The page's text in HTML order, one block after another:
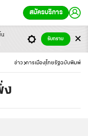
สมัครบริการ
ข่าว การเมือง ไทยรัฐฉบับพิมพ์
ง
น
รับทราบ